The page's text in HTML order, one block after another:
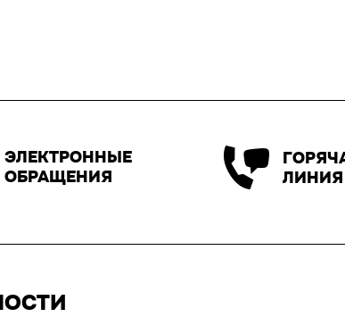
ЭЛЕКТРОННЫЕ
ОБРАЩЕНИЯ
ЛИНИЯ